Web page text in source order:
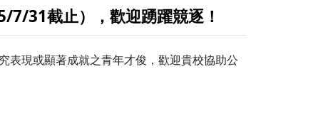
講座教授
客座教授
行政人員
7/31截止），歡迎踴躍競逐！
表現或顯著成就之青年才俊，歡迎貴校協助公